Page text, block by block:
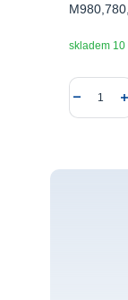
skladem 10